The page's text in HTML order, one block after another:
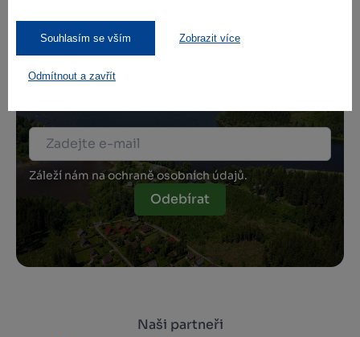
Souhlasím se vším Zobrazit více
Odmítnout a zavřít
Zamilujte si Vysočinu
Přihlaste se k odběru našeho newsletteru
Záleží nám na ochraně osobních údajů.
Odebírat
Naši partneři